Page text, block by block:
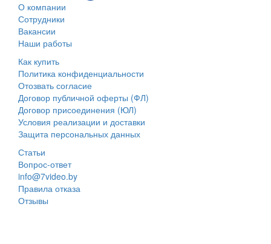
О компании
Сотрудники
Вакансии
Наши работы
Как купить
Политика конфиденциальности
Отозвать согласие
Договор публичной оферты (ФЛ)
Договор присоединения (ЮЛ)
Условия реализации и доставки
Защита персональных данных
Статьи
Вопрос-ответ
info@7video.by
Правила отказа
Отзывы